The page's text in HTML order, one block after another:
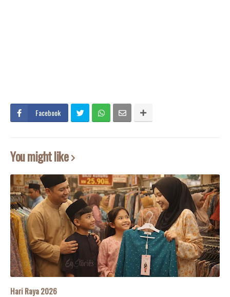
Facebook
You might like
Hari Raya 2026